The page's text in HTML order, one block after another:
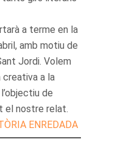
a terme en la
amb motiu de
Jordi. Volem
a la
de
el nostre relat.
ENREDADA